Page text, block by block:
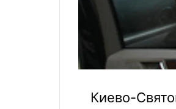
Киево-